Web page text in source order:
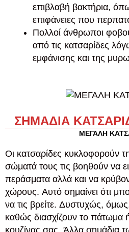
επιβλαβή βακτήρια,
επιφάνειες που
Πολλοί άνθρωποι
από τις κατσαρίδες
εμφάνισης και της
ΣΗΜΑΔΙΑ
ΜΕΓΑΛΗ
Οι κατσαρίδες κυκλοφορούν
σώματά τους τις βοηθούν να
περάσματα αλλά και να
χώρους. Αυτό σημαίνει ότι
να τις βρείτε. Δυστυχώς, όμως,
καθώς διασχίζουν το πάτωμα
κουζίνας σας. Άλλα σημάδια